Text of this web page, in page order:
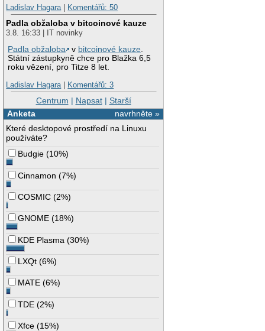
Ladislav Hagara| Komentářů: 50
Padla obžaloba v bitcoinové kauze
3.8. 16:33 | IT novinky
Padla obžaloba
v bitcoinové kauze.
Státní zástupkyně chce pro Blažka 6,5
roku vězení, pro Titze 8 let.
Ladislav Hagara| Komentářů: 3
Centrum | Napsat| Starší
navrhněte »
Anketa
Které desktopové prostředí na Linuxu
používáte?
Budgie (10%)
Cinnamon (7%)
COSMIC (2%)
GNOME (18%)
KDE Plasma (30%)
LXQt (6%)
MATE (6%)
TDE (2%)
Xfce (15%)